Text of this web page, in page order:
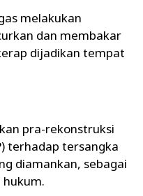
melakukan
dan membakar
dijadikan tempat
pra-rekonstruksi
terhadap tersangka
diamankan, sebagai
hukum.